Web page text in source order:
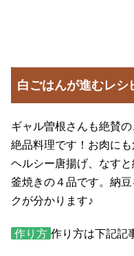
白ごはんが進むレシ
ギャル曽根さんも絶賛
絶品料理です！お肉に
ヘルシー唐揚げ、なす
釜焼きの４品です。納
クが分かります♪
作り方 作り方は下記記